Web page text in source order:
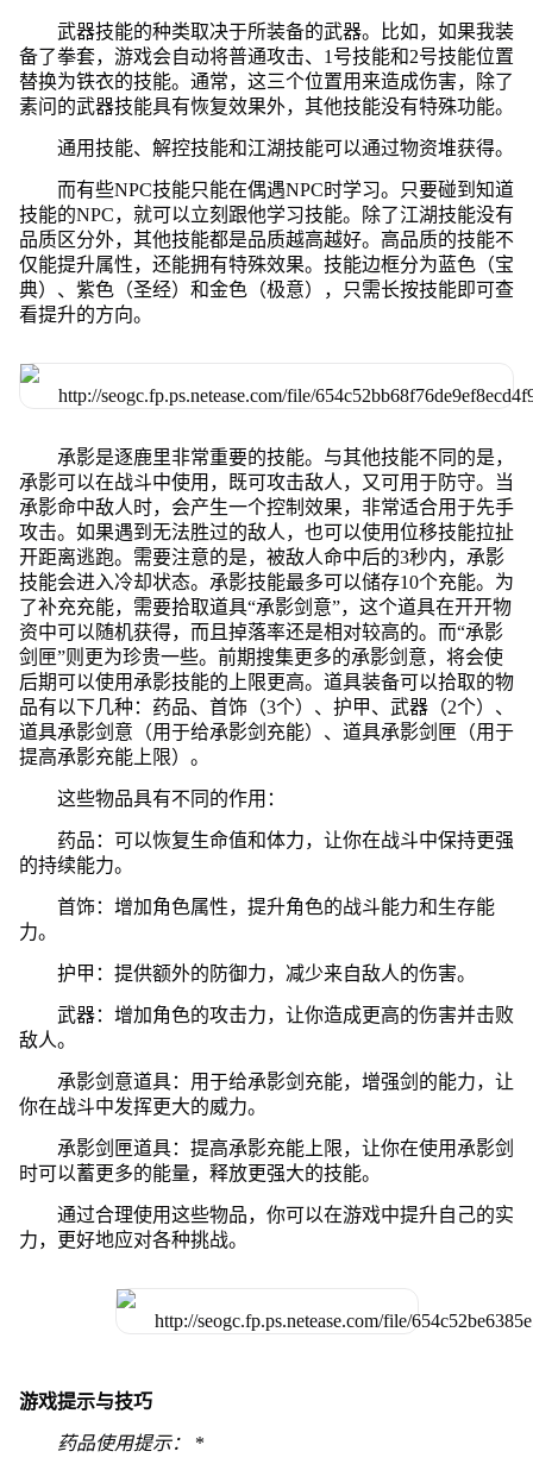
武器技能的种类取决于所装备的武器。比如，如果我装
备了拳套，游戏会自动将普通攻击、1号技能和2号技能位置
替换为铁衣的技能。通常，这三个位置用来造成伤害，除了
素问的武器技能具有恢复效果外，其他技能没有特殊功能。
通用技能、解控技能和江湖技能可以通过物资堆获得。
而有些NPC技能只能在偶遇NPC时学习。只要碰到知道
技能的NPC，就可以立刻跟他学习技能。除了江湖技能没有
品质区分外，其他技能都是品质越高越好。高品质的技能不
仅能提升属性，还能拥有特殊效果。技能边框分为蓝色（宝
典）、紫色（圣经）和金色（极意），只需长按技能即可查
看提升的方向。
承影是逐鹿里非常重要的技能。与其他技能不同的是，
承影可以在战斗中使用，既可攻击敌人，又可用于防守。当
承影命中敌人时，会产生一个控制效果，非常适合用于先手
攻击。如果遇到无法胜过的敌人，也可以使用位移技能拉扯
开距离逃跑。需要注意的是，被敌人命中后的3秒内，承影
技能会进入冷却状态。承影技能最多可以储存10个充能。为
了补充充能，需要拾取道具“承影剑意”，这个道具在开开物
资中可以随机获得，而且掉落率还是相对较高的。而“承影
剑匣”则更为珍贵一些。前期搜集更多的承影剑意，将会使
后期可以使用承影技能的上限更高。道具装备可以拾取的物
品有以下几种：药品、首饰（3个）、护甲、武器（2个）、
道具承影剑意（用于给承影剑充能）、道具承影剑匣（用于
提高承影充能上限）。
这些物品具有不同的作用：
药品：可以恢复生命值和体力，让你在战斗中保持更强
的持续能力。
首饰：增加角色属性，提升角色的战斗能力和生存能
力。
护甲：提供额外的防御力，减少来自敌人的伤害。
武器：增加角色的攻击力，让你造成更高的伤害并击败
敌人。
承影剑意道具：用于给承影剑充能，增强剑的能力，让
你在战斗中发挥更大的威力。
承影剑匣道具：提高承影充能上限，让你在使用承影剑
时可以蓄更多的能量，释放更强大的技能。
通过合理使用这些物品，你可以在游戏中提升自己的实
力，更好地应对各种挑战。
游戏提示与技巧
药品使用提示： *